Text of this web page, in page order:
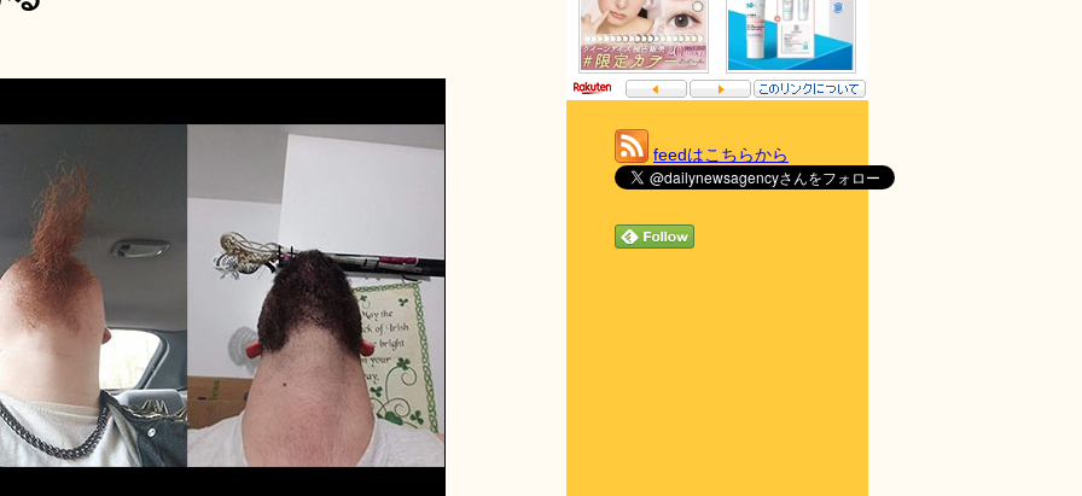
feedはこちらから